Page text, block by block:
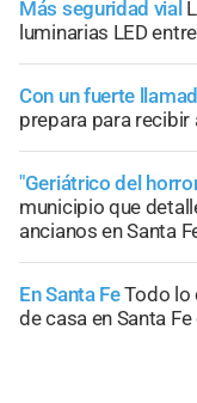
Más seguridad vial
luminarias LED
Con un fuerte
prepara para recibir
"Geriátrico del
municipio que
ancianos en Santa
En Santa FeTodo lo
de casa en Santa